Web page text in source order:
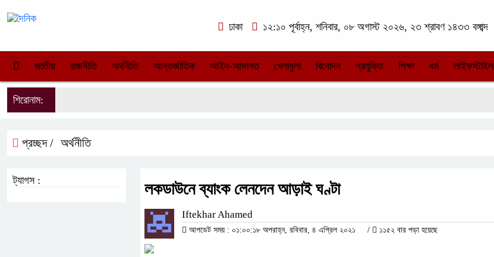
ঢাকা ১২:১০ পূর্বাহ্ন, শনিবার, ০৮ অগাস্ট ২০২৬, ২৩ শ্রাবণ ১৪৩৩ বঙ্গাব্দ
জাতীয় রাজনীতি অর্থনীতি আন্তর্জাতিক আইন-আদালত খেলাধুলা বিনোদন প্রযুক্তি শিক্ষা ধর্ম লাইফস্টাইল
শিরোনাম:
প্রচ্ছদ / অর্থনীতি
লকডাউনে ব্যাংক লেনদেন আড়াই ঘণ্টা
Iftekhar Ahamed
আপডেট সময় : ০১:০০:১৮ অপরাহ্ন, রবিবার, ৪ এপ্রিল ২০২১ / ১১৫২ বার পড়া হয়েছে
ট্যাগস :